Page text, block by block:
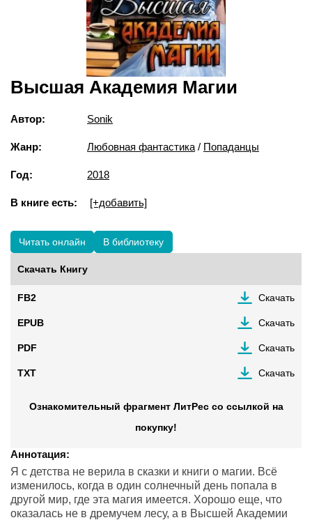
Высшая Академия Магии
Автор: Sonik
Жанр: Любовная фантастика / Попаданцы
Год: 2018
В книге есть: [+добавить]
Читать онлайн В библиотеку
Скачать Книгу
FB2 Скачать
EPUB Скачать
PDF Скачать
TXT Скачать
Ознакомительный фрагмент ЛитРес со ссылкой на
покупку!
Аннотация:
Я с детства не верила в сказки и книги о магии. Всё
изменилось, когда в один солнечный день попала в
другой мир, где эта магия имеется. Хорошо еще, что
оказалась не в дремучем лесу, а в Высшей Академии